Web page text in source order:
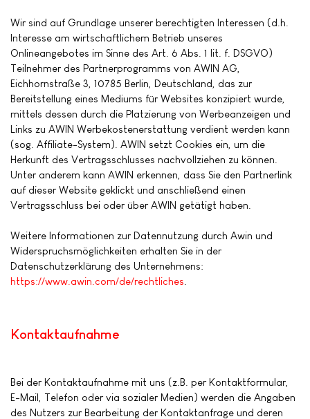
Wir sind auf Grundlage unserer berechtigten Interessen (d.h.
Interesse am wirtschaftlichem Betrieb unseres
Onlineangebotes im Sinne des Art. 6 Abs. 1 lit. f. DSGVO)
Teilnehmer des Partnerprogramms von AWIN AG,
Eichhornstraße 3, 10785 Berlin, Deutschland, das zur
Bereitstellung eines Mediums für Websites konzipiert wurde,
mittels dessen durch die Platzierung von Werbeanzeigen und
Links zu AWIN Werbekostenerstattung verdient werden kann
(sog. Affiliate-System). AWIN setzt Cookies ein, um die
Herkunft des Vertragsschlusses nachvollziehen zu können.
Unter anderem kann AWIN erkennen, dass Sie den Partnerlink
auf dieser Website geklickt und anschließend einen
Vertragsschluss bei oder über AWIN getätigt haben.
Weitere Informationen zur Datennutzung durch Awin und
Widerspruchsmöglichkeiten erhalten Sie in der
Datenschutzerklärung des Unternehmens:
https://www.awin.com/de/rechtliches
Kontaktaufnahme
Bei der Kontaktaufnahme mit uns (z.B. per Kontaktformular,
E-Mail, Telefon oder via sozialer Medien) werden die Angaben
des Nutzers zur Bearbeitung der Kontaktanfrage und deren